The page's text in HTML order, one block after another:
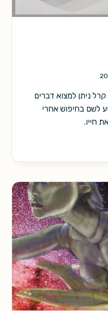
ניתן למצוא דברים
לשם בחיפוש אחרי
חייו.